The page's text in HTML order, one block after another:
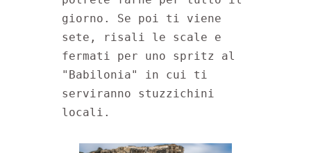
giorno. Se poi ti viene
sete, risali le scale e
fermati per uno spritz al
"Babilonia" in cui ti
serviranno stuzzichini
locali.